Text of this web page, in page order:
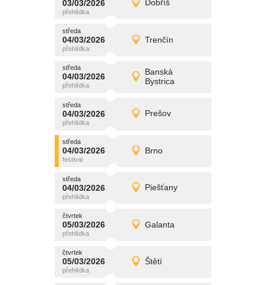
03/03/2026 Dobříš
úterý
03/03/2026 Detail
středa
04/03/2026 Trenčín
středa
04/03/2026 Detail
promítání
středa
04/03/2026
Banská
Bystrica
středa
04/03/2026 Detail
promítání
středa
04/03/2026 Prešov
středa
04/03/2026 Detail
promítání
středa
04/03/2026 Brno
středa
04/03/2026 Detail
promítání
středa
04/03/2026 Piešťany
středa
04/03/2026 Detail
promítání
čtvrtek
05/03/2026 Galanta
čtvrtek
05/03/2026 Detail
promítání
čtvrtek
05/03/2026 Štětí
čtvrtek
05/03/2026 Detail
promítání